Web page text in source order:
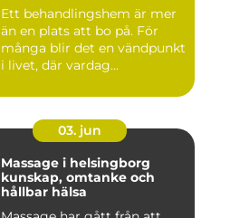
Ett behandlingshem är mer
än en plats att bo på. För
många blir det en vändpunkt
i livet, där vardag...
03. jun
Massage i helsingborg
kunskap, omtanke och
hållbar hälsa